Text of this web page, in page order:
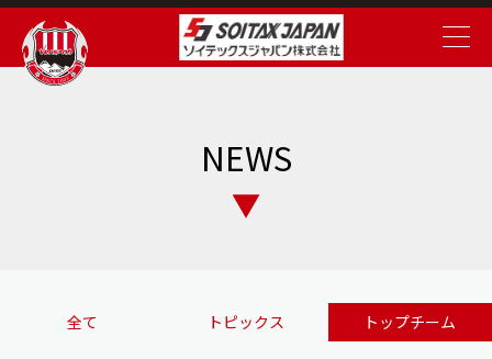
NEWS
全て トピックス トップチーム